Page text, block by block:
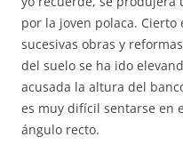
por la joven polaca. Cierto
sucesivas obras y
del suelo se ha ido
acusada la altura del
es muy difícil sentarse en
ángulo recto.